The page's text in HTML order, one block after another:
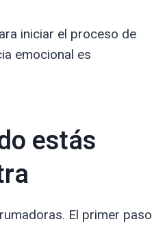
iniciar el proceso de
emocional es
estás
El primer paso